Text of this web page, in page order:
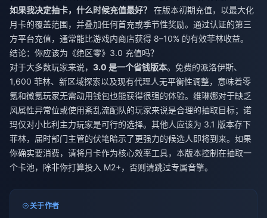
如果我决定抽卡，什么时候充值最好？
在版本初期充值，以最大化
月卡的覆盖范围，并叠加任何首充或季节性奖励。通过认证的第三
方平台充值，通常能比游戏内商店获得 8–10% 的有效菲林收益。
结论：你应该为《绝区零》3.0 充值吗？
对于大多数玩家来说， 3.0 是一个省钱版本。免费的派洛伊斯、
1,600 菲林、新区域探索以及现有代理人无平衡性调整，意味着零
氪和微氪玩家无需动用钱包也能获得很强的体验。维琳娜对于缺乏
风属性异常位或使用紊乱流配队的玩家来说是合理的抽取目标；诺
玛仅对小比利主力玩家是可行的选择。其他人应该为 3.1 版本存下
菲林，届时部门主管的伏笔暗示了更强力的候选人即将到来。如果
你确实要消费，请将月卡作为核心效率工具，本版本控制在抽取一
个卡池，除非你打算投入 M2+，否则请跳过专属音擎。
关于作者